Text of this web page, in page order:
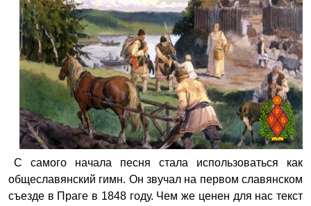
С самого начала песня стала использоваться как
общеславянский гимн. Он звучал на первом славянском
съезде в Праге в 1848 году. Чем же ценен для нас текст